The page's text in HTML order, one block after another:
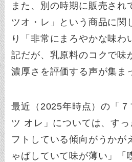
また、別の時期に販売され
ツオ・レ」という商品に関
り「非常にまろやかな味わ
記だが、乳原料のコクで味
濃厚さを評価する声が集ま
最近（2025年時点）の「
ツ オレ」については、す
フトしている傾向がうかが
ゃばしていて味が薄い」「